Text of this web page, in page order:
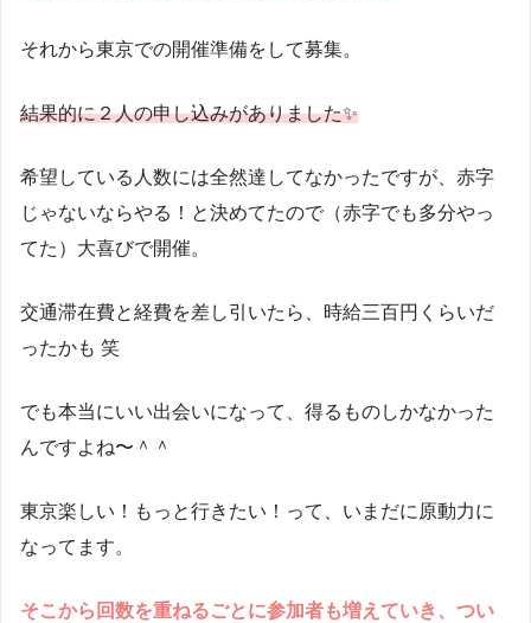
それから東京での開催準備をして募集。
結果的に２人の申し込みがありました✨
希望している人数には全然達してなかったですが、赤字
じゃないならやる！と決めてたので（赤字でも多分やっ
てた）大喜びで開催。
交通滞在費と経費を差し引いたら、時給三百円くらいだ
ったかも 笑
でも本当にいい出会いになって、得るものしかなかった
んですよね〜＾＾
東京楽しい！もっと行きたい！って、いまだに原動力に
なってます。
そこから回数を重ねるごとに参加者も増えていき、つい